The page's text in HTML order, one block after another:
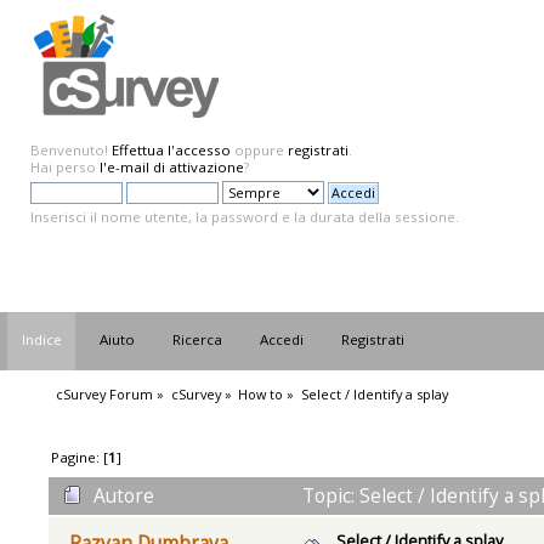
Benvenuto! Effettua l'accesso oppure registrati.
Hai perso l'e-mail di attivazione?
Inserisci il nome utente, la password e la durata della sessione.
Indice Aiuto Ricerca Accedi Registrati
cSurvey Forum » cSurvey» How to » Select / Identify a splay
Pagine: [1]
Autore
Topic: Select / Identify a